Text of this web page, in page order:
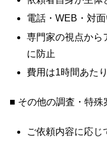
電話・WEB・対
専門家の視点から
に防止
費用は1時間あた
■ その他の調査・特殊
ご依頼内容に応じ